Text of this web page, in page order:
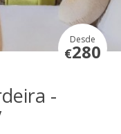
Desde
€280
-